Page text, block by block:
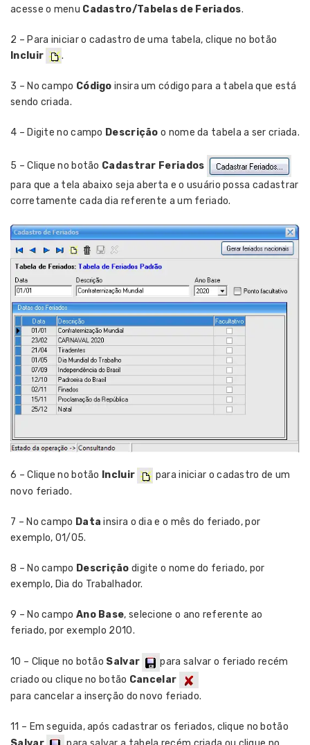
acesse o menu Cadastro/Tabelas de Feriados.
2 – Para iniciar o cadastro de uma tabela, clique no botão
Incluir
.
3 – No campo Código insira um código para a tabela que está
sendo criada.
4 – Digite no campo Descrição o nome da tabela a ser criada.
5 – Clique no botão Cadastrar Feriados
para que a tela abaixo seja aberta e o usuário possa cadastrar
corretamente cada dia referente a um feriado.
6 – Clique no botão Incluir
para iniciar o cadastro de um
novo feriado.
7 – No campo Data insira o dia e o mês do feriado, por
exemplo, 01/05.
8 – No campo Descrição digite o nome do feriado, por
exemplo, Dia do Trabalhador.
9 – No campo Ano Base, selecione o ano referente ao
feriado, por exemplo 2010.
10 – Clique no botão Salvar
para salvar o feriado recém
criado ou clique no botão Cancelar
para cancelar a inserção do novo feriado.
11 – Em seguida, após cadastrar os feriados, clique no botão